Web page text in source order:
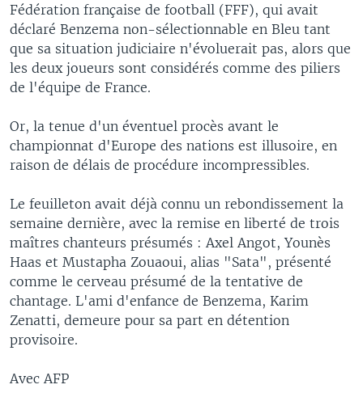
Fédération française de football (FFF), qui avait
déclaré Benzema non-sélectionnable en Bleu tant
que sa situation judiciaire n'évoluerait pas, alors que
les deux joueurs sont considérés comme des piliers
de l'équipe de France.
Or, la tenue d'un éventuel procès avant le
championnat d'Europe des nations est illusoire, en
raison de délais de procédure incompressibles.
Le feuilleton avait déjà connu un rebondissement la
semaine dernière, avec la remise en liberté de trois
maîtres chanteurs présumés : Axel Angot, Younès
Haas et Mustapha Zouaoui, alias "Sata", présenté
comme le cerveau présumé de la tentative de
chantage. L'ami d'enfance de Benzema, Karim
Zenatti, demeure pour sa part en détention
provisoire.
Avec AFP